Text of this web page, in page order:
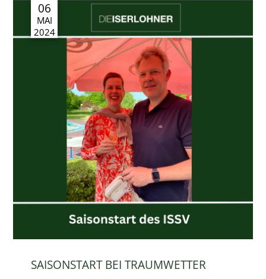
06
MAI
2024
SAISONSTART BEI TRAUMWETTER